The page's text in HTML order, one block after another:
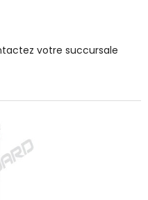
votre succursale